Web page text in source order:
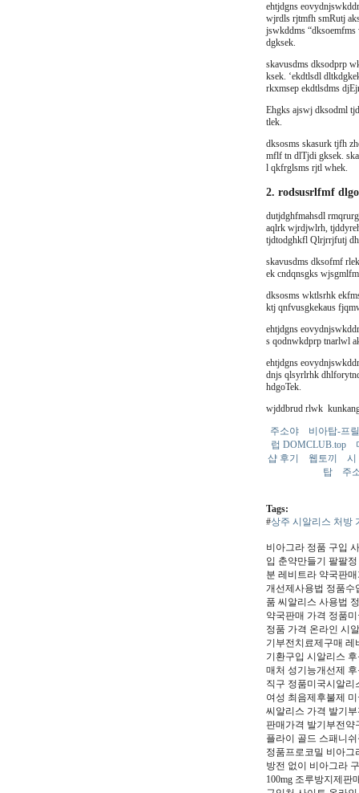
ehtjdgns
wjrdls rjtmfh smRutj
jswkddms
dgksek.
skavusdms dksodprp
ksek. ‘ekdtlsdl
rkxmsep ekdtlsdms
Ehgks ajswj dksodml
tlek.
dksosms skasurk tjfh
mflf tn dlTjdi gksek.
l qkfrglsms rjtl whek.
2. rodsusrlfmf
dutjdghfmahsdl
aqlrk wjrdjwlrh,
tjdtodghkfl Qlrjrrjfutj
skavusdms dksofmf
ek cndqnsgks
dksosms wktlsrhk
ktj qnfvusgkekaus
ehtjdgns
s qodnwkdprp tnarlwl
ehtjdgns
dnjs qlsyrlrhk
hdgoTek.
wjddbrud rlwk
주소야
비아탑-프
럽 DOMCLUB.top
샵 후기
웹토끼
시
탑
주
Tags:
#상주 시알리스 처방
비아그라 정품 구입
입 춘약만들기 팔팔
분 레비트라 약국판
개선제사용법 정품수
품 씨알리스 사용법
약국판매 가격 정품
정품 가격 온라인 시
기부전치료제구매 레
기환구입 시알리스
매처 성기능개선제
직구 정품미국시알리
여성 최음제후불제
씨알리스 가격 발기
판매가격 발기부전약
플라이 골드 스패니
정품프로코밀 비아그
방전 없이 비아그라
100mg 조루방지제판